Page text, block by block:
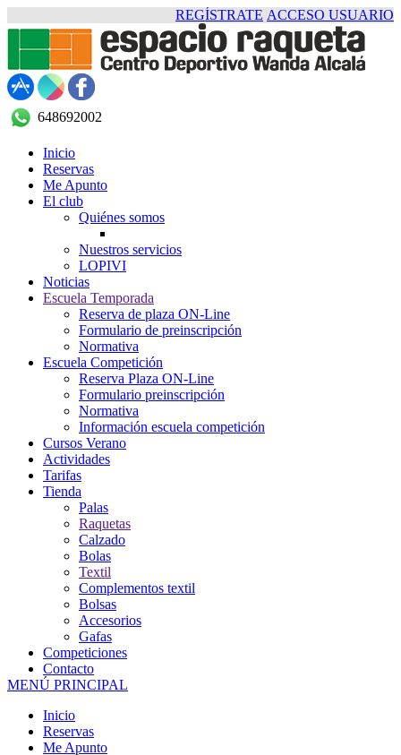
REGÍSTRATE ACCESO USUARIO
648692002
Inicio
Reservas
Me Apunto
El club
Quiénes somos
Nuestros servicios
LOPIVI
Noticias
Escuela Temporada
Reserva de plaza ON-Line
Formulario de preinscripción
Normativa
Escuela Competición
Reserva Plaza ON-Line
Formulario preinscripción
Normativa
Información escuela competición
Cursos Verano
Actividades
Tarifas
Tienda
Palas
Raquetas
Calzado
Bolas
Textil
Complementos textil
Bolsas
Accesorios
Gafas
Competiciones
Contacto
MENÚ PRINCIPAL
Inicio
Reservas
Me Apunto